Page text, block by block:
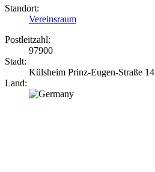
Standort:
Vereinsraum
Postleitzahl:
97900
Stadt:
Külsheim Prinz-Eugen-Straße 14
Land: